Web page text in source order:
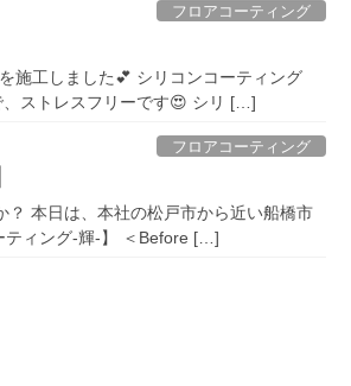
フロアコーティング
施工しました💕 シリコンコーティング
、ストレスフリーです😍 シリ […]
フロアコーティング
本日は、本社の松戸市から近い船橋市
ティング-輝-】 ＜Before […]